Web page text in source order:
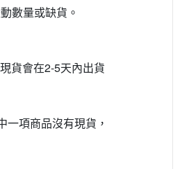
數量或缺貨。
貨會在2-5天內出貨
一項商品沒有現貨，